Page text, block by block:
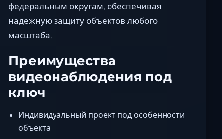
федеральным округам, обеспечивая
надежную защиту объектов любого
масштаба.
Преимущества
видеонаблюдения под
ключ
Индивидуальный проект под особенности
объекта